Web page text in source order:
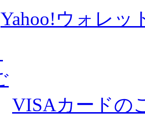
Yahoo!ウォレッ
VISAカードの